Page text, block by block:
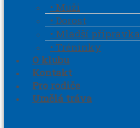
• Muži
• Dorost
• Mladší přípravka
• Tréninky
O klubu
Kontakt
Pro rodiče
Umělá tráva